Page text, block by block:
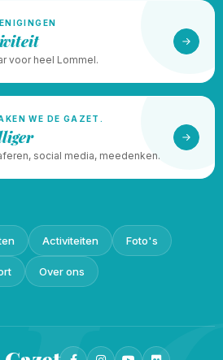
voor heel Lommel.
WE DE GAZET.
social media, meedenken.
Activiteiten Foto's
Over ons